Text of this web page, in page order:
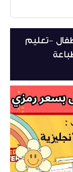
للأطفال -تعليم